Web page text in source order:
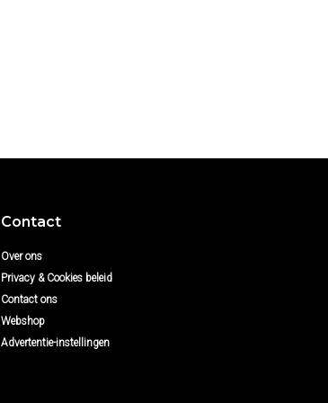
Contact
Over ons
Privacy & Cookies beleid
Contact ons
Webshop
Advertentie-instellingen